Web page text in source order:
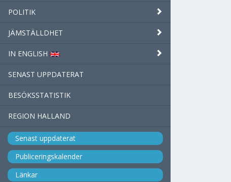
POLITIK
JÄMSTÄLLDHET
IN ENGLISH
SENAST UPPDATERAT
BESÖKSSTATISTIK
REGION HALLAND
Senast uppdaterat
Publiceringskalender
Länkar